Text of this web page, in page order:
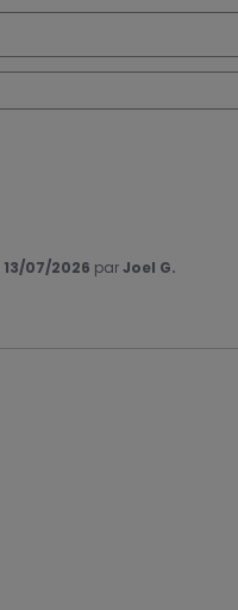
13/07/2026 parJoel G.